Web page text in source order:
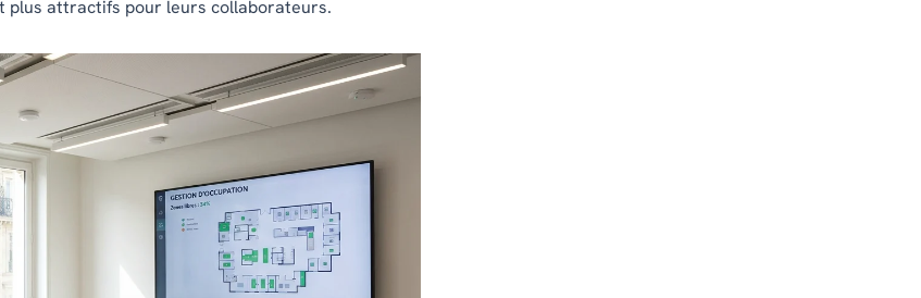
plus attractifs pour leurs collaborateurs.